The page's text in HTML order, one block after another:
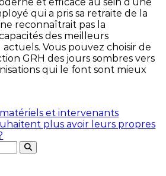
qui a pris sa retraite de la
reconnaîtrait pas la
des meilleurs
actuels. Vous pouvez choisir de
GRH des jours sombres vers
qui le font sont mieux
et intervenants
plus avoir leurs propres
Rechercher